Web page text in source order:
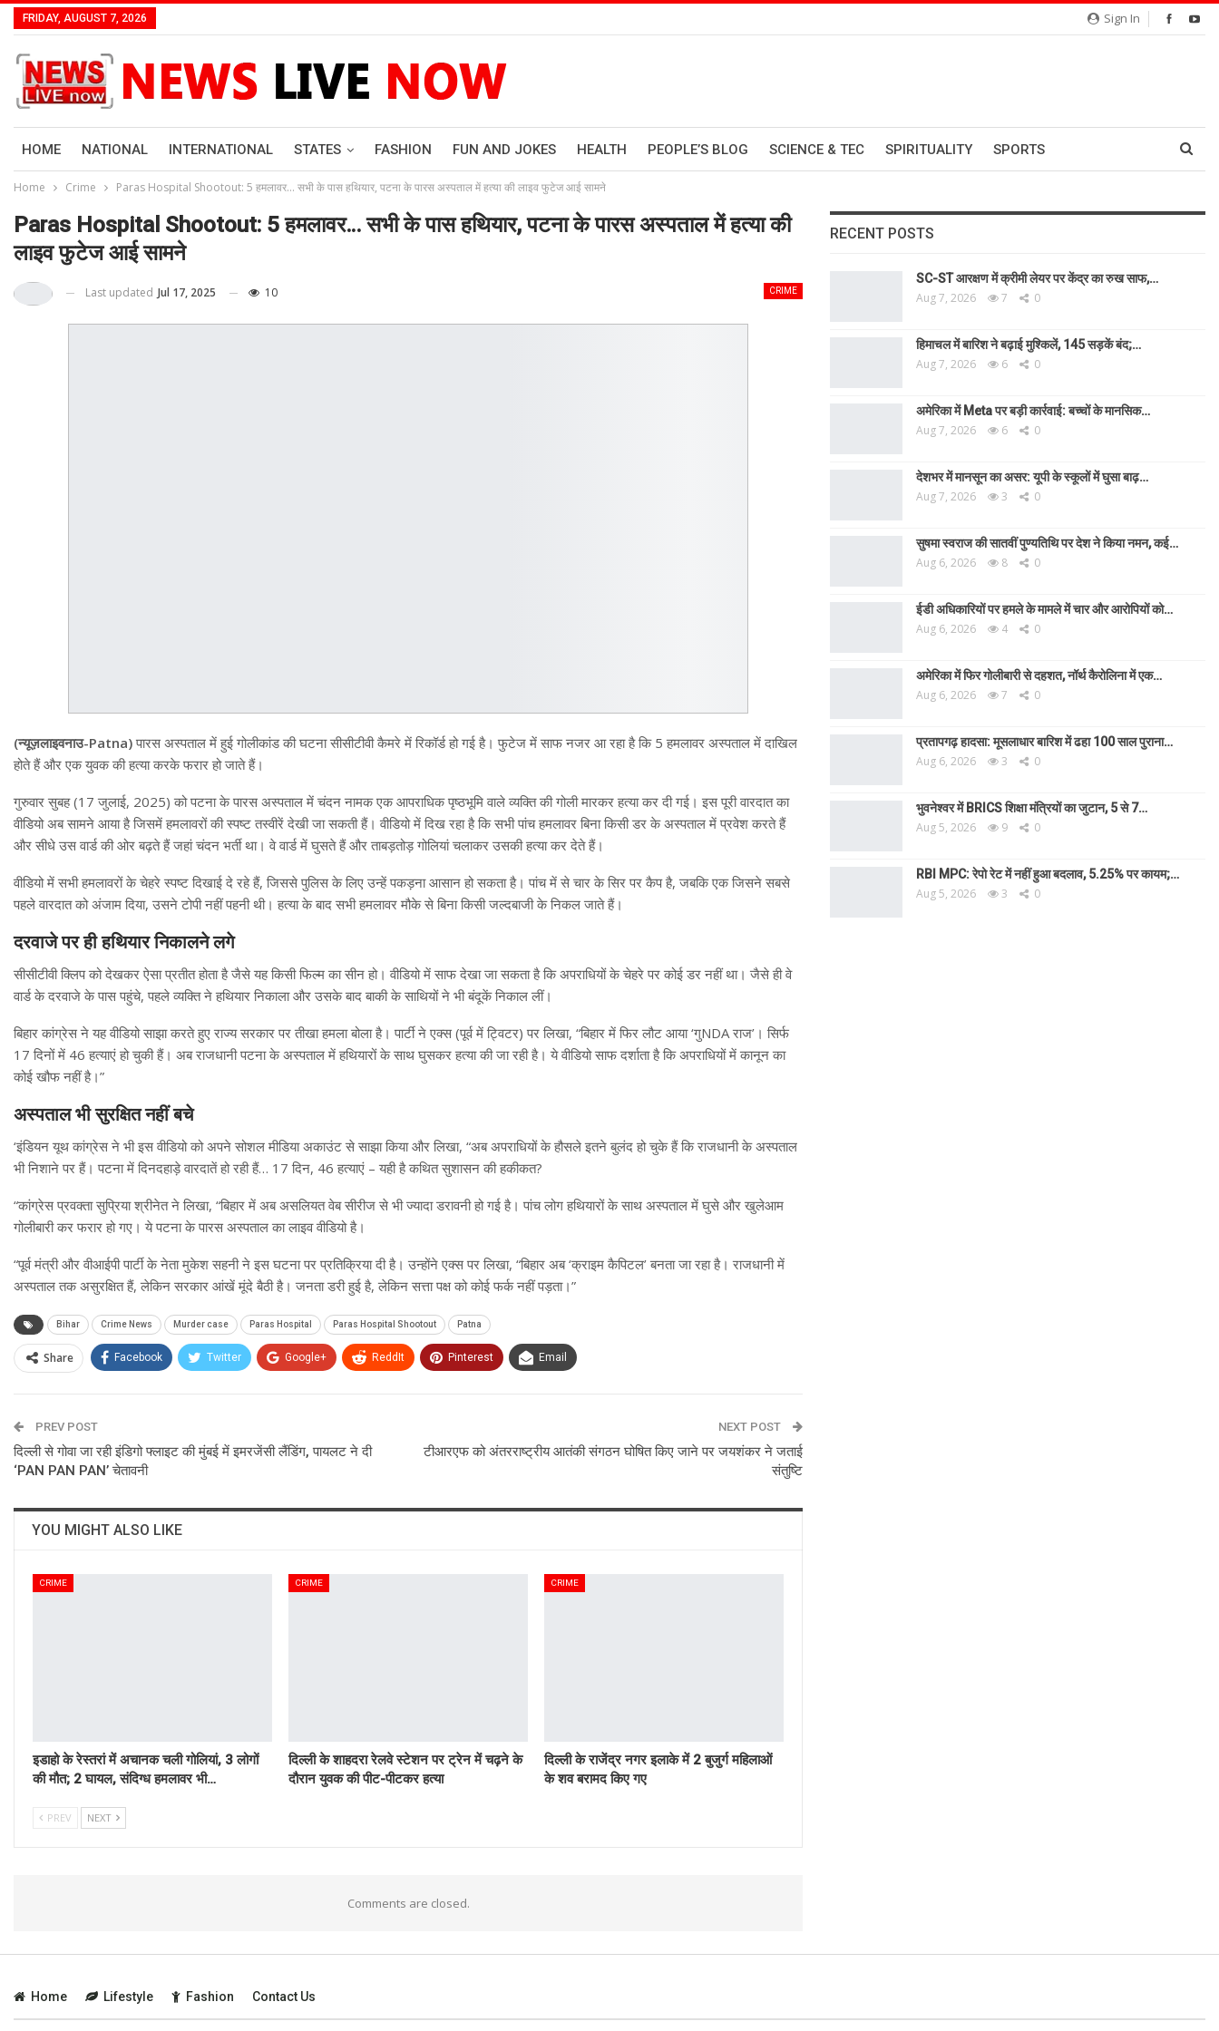
Sign In
FRIDAY, AUGUST 7, 2026
HOME NATIONAL INTERNATIONAL STATES FASHION FUN AND JOKES HEALTH PEOPLE’S BLOG SCIENCE & TEC SPIRITUALITY SPORTS
Home Crime Paras Hospital Shootout: 5 हमलावर… सभी के पास हथियार, पटना के पारस अस्पताल में हत्या की लाइव फुटेज आई सामने
Paras Hospital Shootout: 5 हमलावर… सभी के पास हथियार, पटना के पारस अस्पताल में हत्या की
लाइव फुटेज आई सामने
CRIME
Last updated Jul 17, 2025 10
(न्यूज़लाइवनाउ-Patna)पारस अस्पताल में हुई गोलीकांड की घटना सीसीटीवी कैमरे में रिकॉर्ड हो गई है। फुटेज में साफ नजर आ रहा है कि 5 हमलावर अस्पताल में दाखिल
होते हैं और एक युवक की हत्या करके फरार हो जाते हैं।
गुरुवार सुबह (17 जुलाई, 2025) को पटना के पारस अस्पताल में चंदन नामक एक आपराधिक पृष्ठभूमि वाले व्यक्ति की गोली मारकर हत्या कर दी गई। इस पूरी वारदात का
वीडियो अब सामने आया है जिसमें हमलावरों की स्पष्ट तस्वीरें देखी जा सकती हैं। वीडियो में दिख रहा है कि सभी पांच हमलावर बिना किसी डर के अस्पताल में प्रवेश करते हैं
और सीधे उस वार्ड की ओर बढ़ते हैं जहां चंदन भर्ती था। वे वार्ड में घुसते हैं और ताबड़तोड़ गोलियां चलाकर उसकी हत्या कर देते हैं।
वीडियो में सभी हमलावरों के चेहरे स्पष्ट दिखाई दे रहे हैं, जिससे पुलिस के लिए उन्हें पकड़ना आसान हो सकता है। पांच में से चार के सिर पर कैप है, जबकि एक जिसने सबसे
पहले वारदात को अंजाम दिया, उसने टोपी नहीं पहनी थी। हत्या के बाद सभी हमलावर मौके से बिना किसी जल्दबाजी के निकल जाते हैं।
दरवाजे पर ही हथियार निकालने लगे
सीसीटीवी क्लिप को देखकर ऐसा प्रतीत होता है जैसे यह किसी फिल्म का सीन हो। वीडियो में साफ देखा जा सकता है कि अपराधियों के चेहरे पर कोई डर नहीं था। जैसे ही वे
वार्ड के दरवाजे के पास पहुंचे, पहले व्यक्ति ने हथियार निकाला और उसके बाद बाकी के साथियों ने भी बंदूकें निकाल लीं।
बिहार कांग्रेस ने यह वीडियो साझा करते हुए राज्य सरकार पर तीखा हमला बोला है। पार्टी ने एक्स (पूर्व में ट्विटर) पर लिखा, “बिहार में फिर लौट आया ‘गुNDA राज’। सिर्फ
17 दिनों में 46 हत्याएं हो चुकी हैं। अब राजधानी पटना के अस्पताल में हथियारों के साथ घुसकर हत्या की जा रही है। ये वीडियो साफ दर्शाता है कि अपराधियों में कानून का
कोई खौफ नहीं है।”
अस्पताल भी सुरक्षित नहीं बचे
‘इंडियन यूथ कांग्रेस ने भी इस वीडियो को अपने सोशल मीडिया अकाउंट से साझा किया और लिखा, “अब अपराधियों के हौसले इतने बुलंद हो चुके हैं कि राजधानी के अस्पताल
भी निशाने पर हैं। पटना में दिनदहाड़े वारदातें हो रही हैं… 17 दिन, 46 हत्याएं – यही है कथित सुशासन की हकीकत?
“कांग्रेस प्रवक्ता सुप्रिया श्रीनेत ने लिखा, “बिहार में अब असलियत वेब सीरीज से भी ज्यादा डरावनी हो गई है। पांच लोग हथियारों के साथ अस्पताल में घुसे और खुलेआम
गोलीबारी कर फरार हो गए। ये पटना के पारस अस्पताल का लाइव वीडियो है।
“पूर्व मंत्री और वीआईपी पार्टी के नेता मुकेश सहनी ने इस घटना पर प्रतिक्रिया दी है। उन्होंने एक्स पर लिखा, “बिहार अब ‘क्राइम कैपिटल’ बनता जा रहा है। राजधानी में
अस्पताल तक असुरक्षित हैं, लेकिन सरकार आंखें मूंदे बैठी है। जनता डरी हुई है, लेकिन सत्ता पक्ष को कोई फर्क नहीं पड़ता।”
Bihar Crime News Murder case Paras Hospital Paras Hospital Shootout Patna
Share Facebook Twitter Google+ ReddIt Pinterest Email
PREV POST
दिल्ली से गोवा जा रही इंडिगो फ्लाइट की मुंबई में इमरजेंसी लैंडिंग, पायलट ने दी
‘PAN PAN PAN’ चेतावनी
NEXT POST
टीआरएफ को अंतरराष्ट्रीय आतंकी संगठन घोषित किए जाने पर जयशंकर ने जताई
संतुष्टि
YOU MIGHT ALSO LIKE
CRIME
इडाहो के रेस्तरां में अचानक चली गोलियां, 3 लोगों
की मौत; 2 घायल, संदिग्ध हमलावर भी…
CRIME
दिल्ली के शाहदरा रेलवे स्टेशन पर ट्रेन में चढ़ने के
दौरान युवक की पीट-पीटकर हत्या
CRIME
दिल्ली के राजेंद्र नगर इलाके में 2 बुजुर्ग महिलाओं
के शव बरामद किए गए
PREV NEXT
Comments are closed.
RECENT POSTS
SC-ST आरक्षण में क्रीमी लेयर पर केंद्र का रुख साफ,…
Aug 7, 2026 7 0
हिमाचल में बारिश ने बढ़ाई मुश्किलें, 145 सड़कें बंद;…
Aug 7, 2026 6 0
अमेरिका में Meta पर बड़ी कार्रवाई: बच्चों के मानसिक…
Aug 7, 2026 6 0
देशभर में मानसून का असर: यूपी के स्कूलों में घुसा बाढ़…
Aug 7, 2026 3 0
सुषमा स्वराज की सातवीं पुण्यतिथि पर देश ने किया नमन, कई…
Aug 6, 2026 8 0
ईडी अधिकारियों पर हमले के मामले में चार और आरोपियों को…
Aug 6, 2026 4 0
अमेरिका में फिर गोलीबारी से दहशत, नॉर्थ कैरोलिना में एक…
Aug 6, 2026 7 0
प्रतापगढ़ हादसा: मूसलाधार बारिश में ढहा 100 साल पुराना…
Aug 6, 2026 3 0
भुवनेश्वर में BRICS शिक्षा मंत्रियों का जुटान, 5 से 7…
Aug 5, 2026 9 0
RBI MPC: रेपो रेट में नहीं हुआ बदलाव, 5.25% पर कायम;…
Aug 5, 2026 3 0
Home Lifestyle Fashion Contact Us